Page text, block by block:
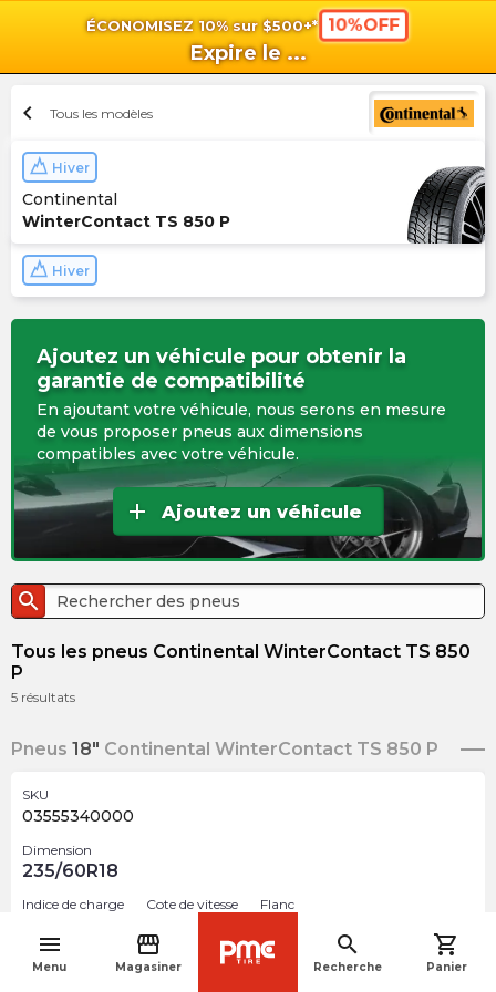
ÉCONOMISEZ 10% sur $500+* 10%OFF
Expire le ...
menu
Menu
storefront
Magasiner
search
Recherche
shopping_cart
Panier
chevron_left Tous les modèles
Hiver
Continental
WinterContact TS 850 P
Hiver
Ajoutez un véhicule pour obtenir la
garantie de compatibilité
En ajoutant votre véhicule, nous serons en mesure
de vous proposer pneus aux dimensions
compatibles avec votre véhicule.
add Ajoutez un véhicule
search
Tous les pneus Continental WinterContact TS 850
P
5 résultats
Pneus 18" Continental WinterContact TS 850 P
SKU
03555340000
Dimension
235/60R18
Indice de charge Cote de vitesse Flanc
Optimisé Mercedes-Benz navigate_before